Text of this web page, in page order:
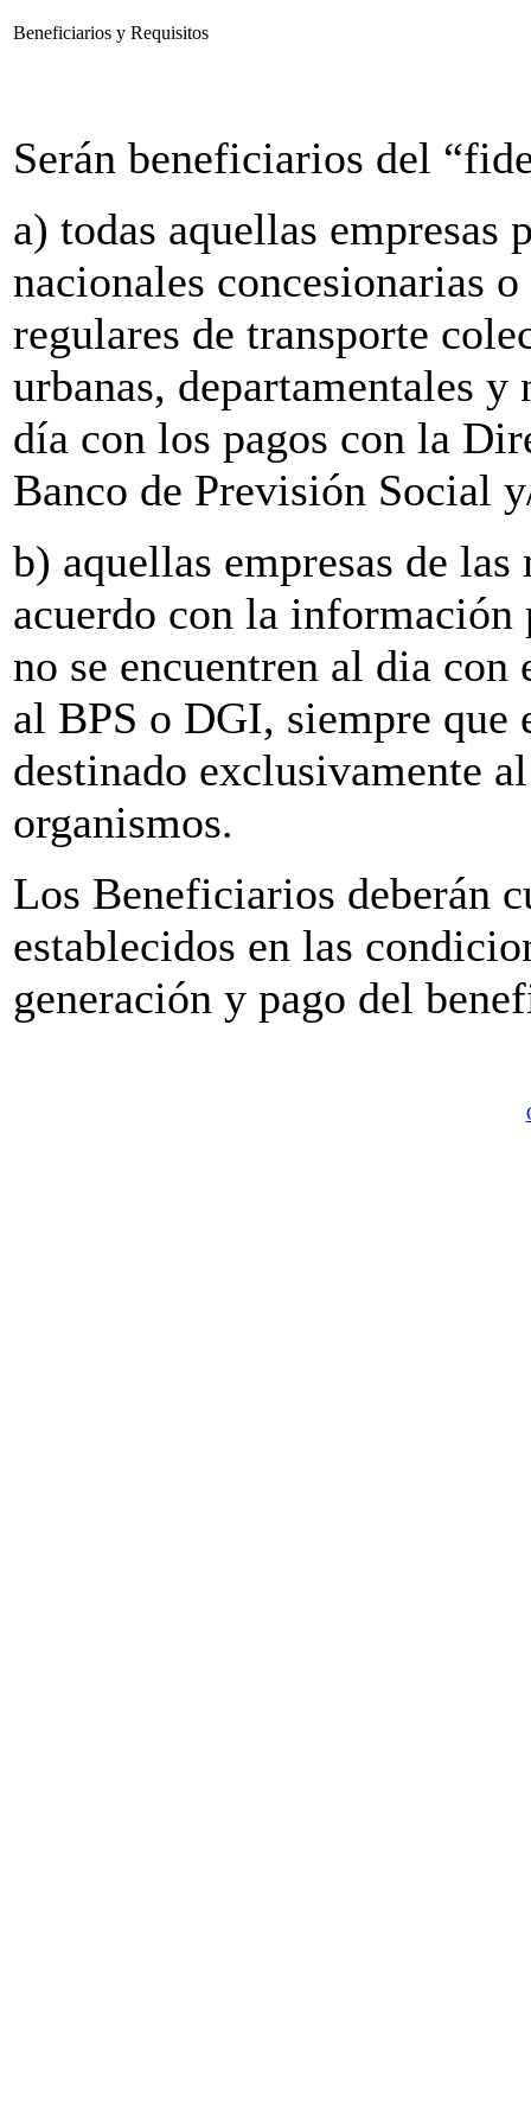
Beneficiarios y Requisitos
Serán beneficiarios del
a) todas aquellas empresas
nacionales concesionarias
regulares de transporte
urbanas, departamentales
día con los pagos con la
Banco de Previsión Social
b) aquellas empresas de
acuerdo con la
no se encuentren al dia
al BPS o DGI, siempre que
destinado exclusivamente
organismos.
Los Beneficiarios deberán
establecidos en las
generación y pago del